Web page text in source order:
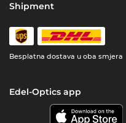
Shipment
Besplatna dostava u oba smjera
Edel-Optics app